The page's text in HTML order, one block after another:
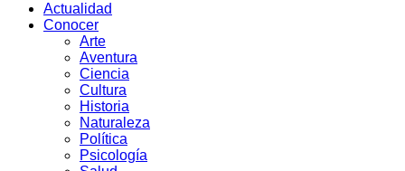
Actualidad
Conocer
Arte
Aventura
Ciencia
Cultura
Historia
Naturaleza
Política
Psicología